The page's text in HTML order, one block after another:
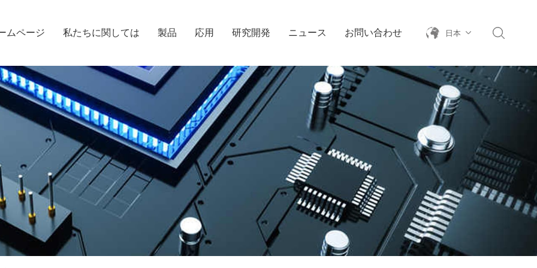
ムページ 私たちに関しては 製品 応用 研究開発 ニュース お問い合わせ 日本